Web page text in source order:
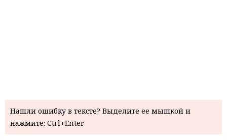
Нашли ошибку в тексте? Выделите ее мышкой и
нажмите: Ctrl+Enter